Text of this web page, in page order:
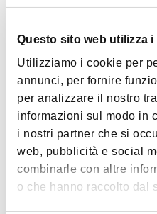
Questo sito web utilizza
Utilizziamo i cookie per
annunci, per fornire
per analizzare il nostro
informazioni sul modo in
i nostri partner che si
web, pubblicità e social
combinarle con altre
o che hanno raccolto dal
Il grillo parlante
AREA IMOLESE ACCESSIBILE <
TRATTORIA/OSTERIA